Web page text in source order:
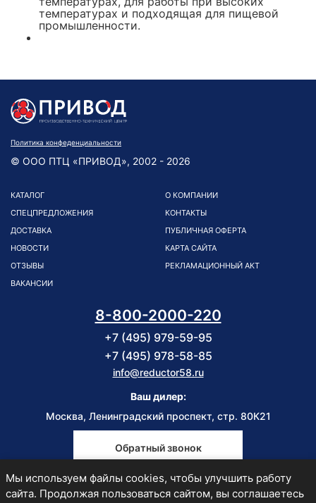
температурах и подходящая для пищевой
промышленности.
Политика конфеденциальности
© ООО ПТЦ «ПРИВОД», 2002 - 2026
КАТАЛОГ
СПЕЦПРЕДЛОЖЕНИЯ
ДОСТАВКА
НОВОСТИ
ОТЗЫВЫ
ВАКАНСИИ
О КОМПАНИИ
КОНТАКТЫ
ПУБЛИЧНАЯ ОФЕРТА
КАРТА САЙТА
РЕКЛАМАЦИОННЫЙ АКТ
8-800-2000-220
+7 (495) 979-59-95
+7 (495) 978-58-85
info@reductor58.ru
Ваш дилер:
Москва, Ленинградский проспект, стр. 80К21
Обратный звонок
Пн-Пт
Мы используем файлы cookies, чтобы улучшить работу
сайта. Продолжая пользоваться сайтом, вы соглашаетесь